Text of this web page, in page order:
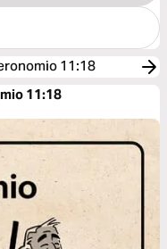
11:18
11:18